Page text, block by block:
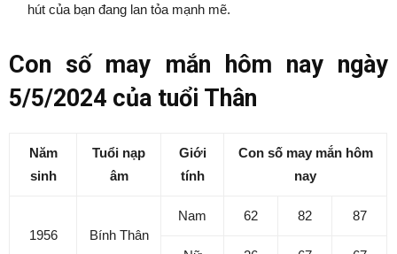
hút của bạn đang lan tỏa mạnh mẽ.
Con số may mắn hôm nay ngày
5/5/2024 của tuổi Thân
Năm
sinh
Tuổi nạp
âm
Giới
tính
Con số may mắn hôm
nay
1956 Bính Thân
Nam 62 82 87